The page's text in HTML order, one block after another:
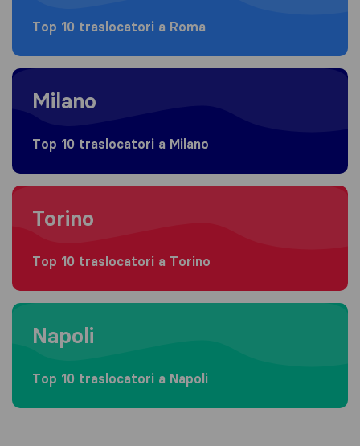
Top 10 traslocatori a Roma
Moving to Milano
Milano
Top 10 traslocatori a Milano
Moving to Torino
Torino
Top 10 traslocatori a Torino
Moving to Napoli
Napoli
Top 10 traslocatori a Napoli